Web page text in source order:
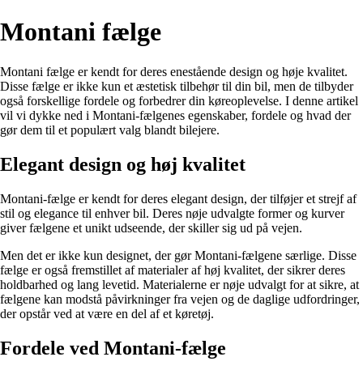
Montani fælge
Montani fælge er kendt for deres enestående design og høje kvalitet.
Disse fælge er ikke kun et æstetisk tilbehør til din bil, men de tilbyder
også forskellige fordele og forbedrer din køreoplevelse. I denne artikel
vil vi dykke ned i Montani-fælgenes egenskaber, fordele og hvad der
gør dem til et populært valg blandt bilejere.
Elegant design og høj kvalitet
Montani-fælge er kendt for deres elegant design, der tilføjer et strejf af
stil og elegance til enhver bil. Deres nøje udvalgte former og kurver
giver fælgene et unikt udseende, der skiller sig ud på vejen.
Men det er ikke kun designet, der gør Montani-fælgene særlige. Disse
fælge er også fremstillet af materialer af høj kvalitet, der sikrer deres
holdbarhed og lang levetid. Materialerne er nøje udvalgt for at sikre, at
fælgene kan modstå påvirkninger fra vejen og de daglige udfordringer,
der opstår ved at være en del af et køretøj.
Fordele ved Montani-fælge